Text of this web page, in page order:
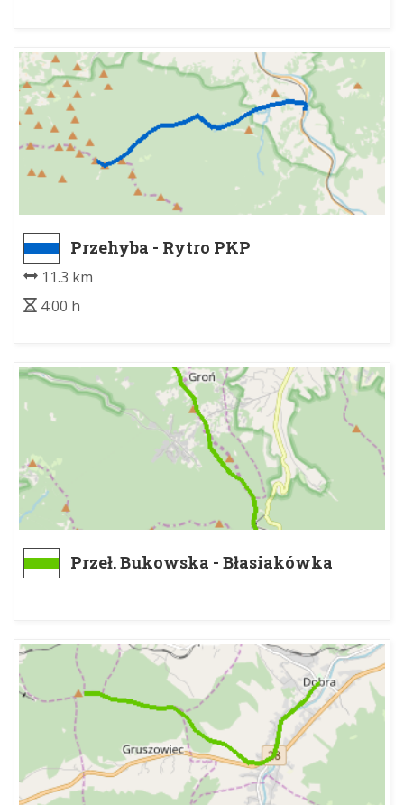
Przehyba - Rytro PKP
11.3 km
4:00 h
Przeł. Bukowska - Błasiakówka